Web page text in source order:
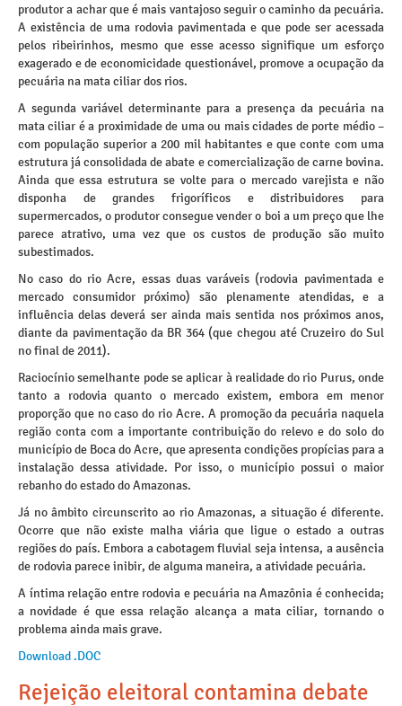
produtor a achar que é mais vantajoso seguir o caminho da pecuária.
A existência de uma rodovia pavimentada e que pode ser acessada
pelos ribeirinhos, mesmo que esse acesso signifique um esforço
exagerado e de economicidade questionável, promove a ocupação da
pecuária na mata ciliar dos rios.
A segunda variável determinante para a presença da pecuária na
mata ciliar é a proximidade de uma ou mais cidades de porte médio –
com população superior a 200 mil habitantes e que conte com uma
estrutura já consolidada de abate e comercialização de carne bovina.
Ainda que essa estrutura se volte para o mercado varejista e não
disponha de grandes frigoríficos e distribuidores para
supermercados, o produtor consegue vender o boi a um preço que lhe
parece atrativo, uma vez que os custos de produção são muito
subestimados.
No caso do rio Acre, essas duas varáveis (rodovia pavimentada e
mercado consumidor próximo) são plenamente atendidas, e a
influência delas deverá ser ainda mais sentida nos próximos anos,
diante da pavimentação da BR 364 (que chegou até Cruzeiro do Sul
no final de 2011).
Raciocínio semelhante pode se aplicar à realidade do rio Purus, onde
tanto a rodovia quanto o mercado existem, embora em menor
proporção que no caso do rio Acre. A promoção da pecuária naquela
região conta com a importante contribuição do relevo e do solo do
município de Boca do Acre, que apresenta condições propícias para a
instalação dessa atividade. Por isso, o município possui o maior
rebanho do estado do Amazonas.
Já no âmbito circunscrito ao rio Amazonas, a situação é diferente.
Ocorre que não existe malha viária que ligue o estado a outras
regiões do país. Embora a cabotagem fluvial seja intensa, a ausência
de rodovia parece inibir, de alguma maneira, a atividade pecuária.
A íntima relação entre rodovia e pecuária na Amazônia é conhecida;
a novidade é que essa relação alcança a mata ciliar, tornando o
problema ainda mais grave.
Download .DOC
Rejeição eleitoral contamina debate